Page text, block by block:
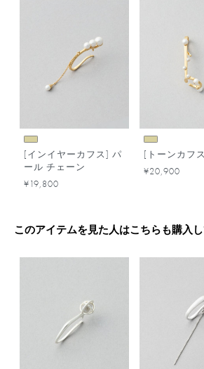
[インイヤーカフス] パ
ール チェーン
¥19,800
[トーンカフ
¥20,900
このアイテムを見た人はこちらも購入